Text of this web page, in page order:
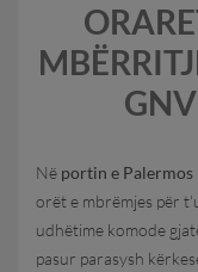
Në portin e Palermos
orët e mbrëmjes për
udhëtime komode
pasur parasysh